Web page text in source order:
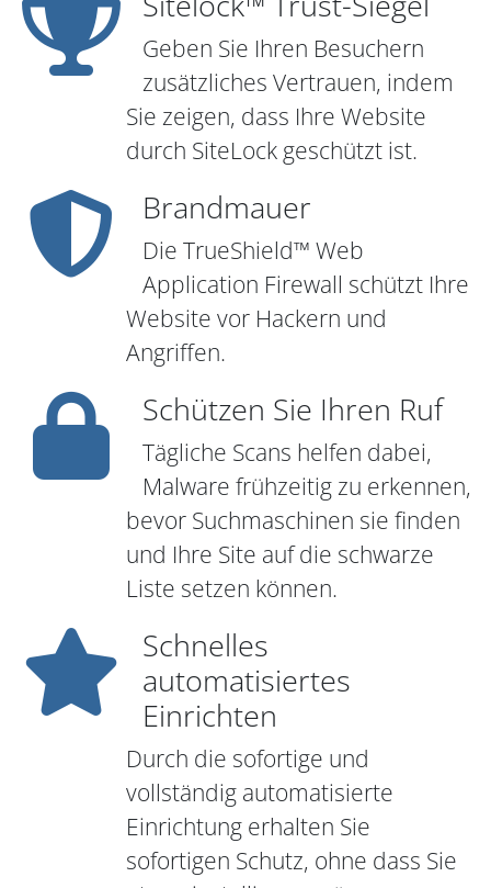
Geben Sie Ihren Besuchern
zusätzliches Vertrauen, indem
Sie zeigen, dass Ihre Website
durch SiteLock geschützt ist.
Brandmauer
Die TrueShield™ Web
Application Firewall schützt Ihre
Website vor Hackern und
Angriffen.
Schützen Sie Ihren Ruf
Tägliche Scans helfen dabei,
Malware frühzeitig zu erkennen,
bevor Suchmaschinen sie finden
und Ihre Site auf die schwarze
Liste setzen können.
Schnelles
automatisiertes
Einrichten
Durch die sofortige und
vollständig automatisierte
Einrichtung erhalten Sie
sofortigen Schutz, ohne dass Sie